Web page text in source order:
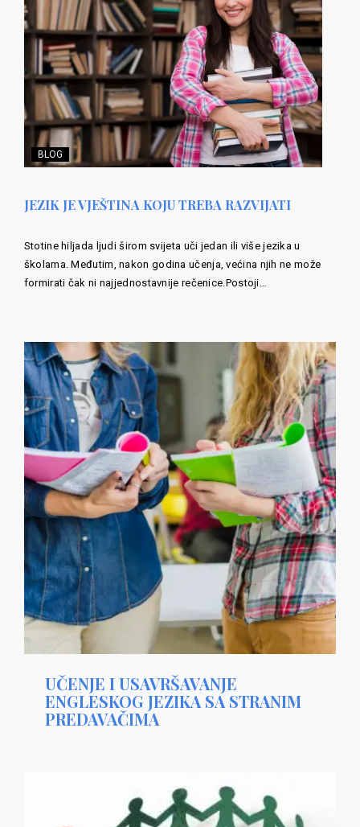
BLOG
JEZIK JE VJEŠTINA KOJU TREBA RAZVIJATI
Stotine hiljada ljudi širom svijeta uči jedan ili više jezika u
školama. Međutim, nakon godina učenja, većina njih ne može
formirati čak ni najjednostavnije rečenice.Postoji…
UČENJE I USAVRŠAVANJE
ENGLESKOG JEZIKA SA STRANIM
PREDAVAČIMA